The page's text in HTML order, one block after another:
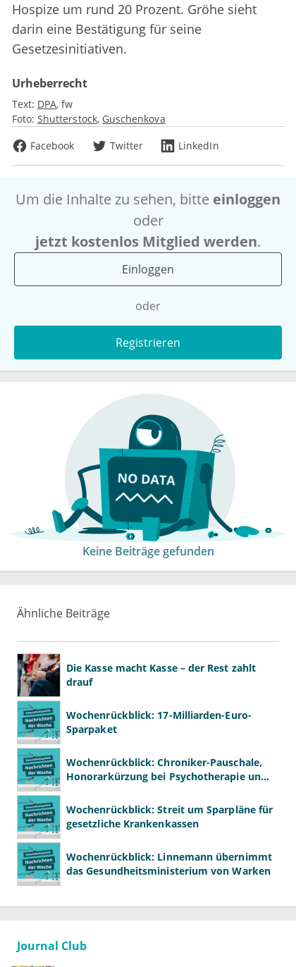
Hospize um rund 20 Prozent. Gröhe sieht
darin eine Bestätigung für seine
Gesetzesinitiativen.
Urheberrecht
Text: DPA fw
Foto: Shutterstock Guschenkova
Facebook
Twitter LinkedIn
Um die Inhalte zu sehen, bitte einloggen
oder
jetzt kostenlos Mitglied werden.
Einloggen
oder
Registrieren
Keine Beiträge gefunden
Ähnliche Beiträge
Die Kasse macht Kasse – der Rest zahlt
drauf
Wochenrückblick: 17-Milliarden-Euro-
Sparpaket
Wochenrückblick: Chroniker-Pauschale,
Honorarkürzung bei Psychotherapie und
Wochenrückblick: Streit um Sparpläne für
gesetzliche Krankenkassen
Wochenrückblick: Linnemann übernimmt
das Gesundheitsministerium von Warken
Journal Club